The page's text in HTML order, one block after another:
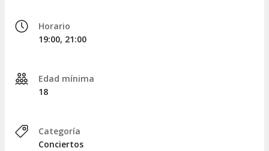
Horario
19:00, 21:00
Edad mínima
18
Categoría
Conciertos